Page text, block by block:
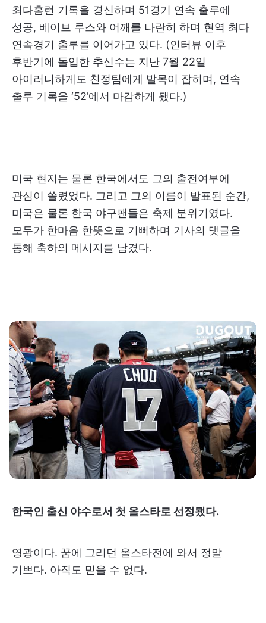
최다홈런 기록을 경신하며 51경기 연속 출루에
성공, 베이브 루스와 어깨를 나란히 하며 현역 최다
연속경기 출루를 이어가고 있다. (인터뷰 이후
후반기에 돌입한 추신수는 지난 7월 22일
아이러니하게도 친정팀에게 발목이 잡히며, 연속
출루 기록을 ‘52’에서 마감하게 됐다.)
미국 현지는 물론 한국에서도 그의 출전여부에
관심이 쏠렸었다. 그리고 그의 이름이 발표된 순간,
미국은 물론 한국 야구팬들은 축제 분위기였다.
모두가 한마음 한뜻으로 기뻐하며 기사의 댓글을
통해 축하의 메시지를 남겼다.
한국인 출신 야수로서 첫 올스타로 선정됐다.
영광이다. 꿈에 그리던 올스타전에 와서 정말
기쁘다. 아직도 믿을 수 없다.